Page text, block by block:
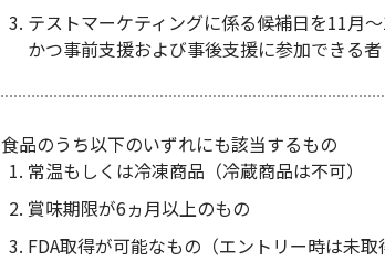
テストマーケティングに係る候補日を11月
かつ事前支援および事後支援に参加できる者
食品のうち以下のいずれにも該当するもの
常温もしくは冷凍商品（冷蔵商品は不可）
賞味期限が6ヵ月以上のもの
FDA取得が可能なもの（エントリー時は未取